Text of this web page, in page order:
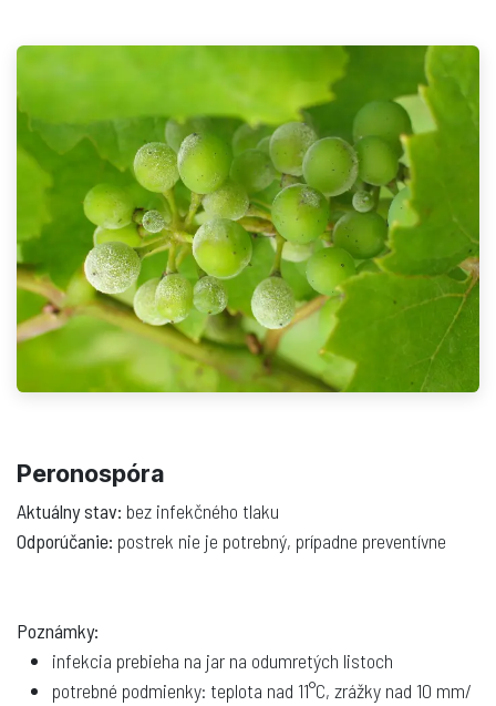
Peronospóra
Aktuálny stav: bez infekčného tlaku
Odporúčanie: postrek nie je potrebný, prípadne preventívne
Poznámky:
infekcia prebieha na jar na odumretých listoch
potrebné podmienky: teplota nad 11°C, zrážky nad 10 mm/